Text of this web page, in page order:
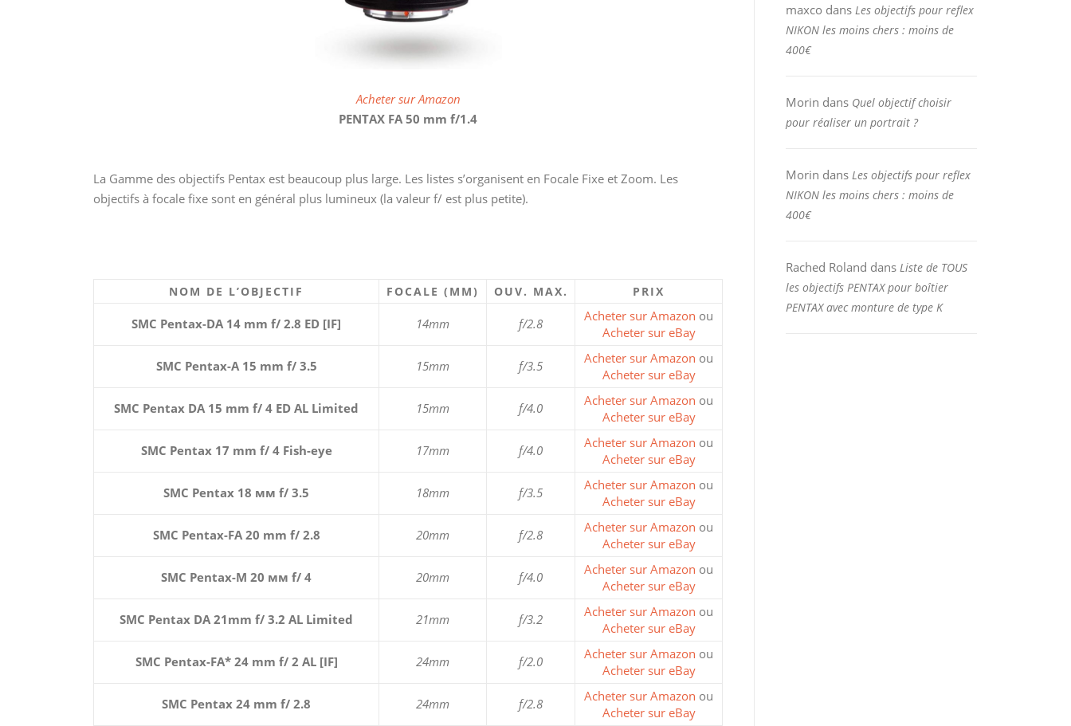
Acheter sur Amazon
PENTAX FA 50 mm f/1.4
La Gamme des objectifs Pentax est beaucoup plus large. Les listes s’organisent en Focale Fixe et Zoom. Les
objectifs à focale fixe sont en général plus lumineux (la valeur f/ est plus petite).
NOM DE L’OBJECTIF FOCALE (MM) OUV. MAX. PRIX
SMC Pentax-DA 14 mm f/ 2.8 ED [IF] 14mm f/2.8 Acheter sur Amazon ou
Acheter sur eBay
SMC Pentax-A 15 mm f/ 3.5 15mm f/3.5 Acheter sur Amazon ou
Acheter sur eBay
SMC Pentax DA 15 mm f/ 4 ED AL Limited 15mm f/4.0 Acheter sur Amazon ou
Acheter sur eBay
SMC Pentax 17 mm f/ 4 Fish-eye 17mm f/4.0 Acheter sur Amazon ou
Acheter sur eBay
SMC Pentax 18 мм f/ 3.5 18mm f/3.5 Acheter sur Amazon ou
Acheter sur eBay
SMC Pentax-FA 20 mm f/ 2.8 20mm f/2.8 Acheter sur Amazon ou
Acheter sur eBay
SMC Pentax-M 20 мм f/ 4 20mm f/4.0 Acheter sur Amazon ou
Acheter sur eBay
SMC Pentax DA 21mm f/ 3.2 AL Limited 21mm f/3.2 Acheter sur Amazon ou
Acheter sur eBay
SMC Pentax-FA* 24 mm f/ 2 AL [IF] 24mm f/2.0 Acheter sur Amazon ou
Acheter sur eBay
SMC Pentax 24 mm f/ 2.8 24mm f/2.8 Acheter sur Amazon ou
Acheter sur eBay
maxco dans Les objectifs pour reflex
NIKON les moins chers : moins de
400€
Morin dans Quel objectif choisir
pour réaliser un portrait ?
Morin dans Les objectifs pour reflex
NIKON les moins chers : moins de
400€
Rached Roland dans Liste de TOUS
les objectifs PENTAX pour boîtier
PENTAX avec monture de type K